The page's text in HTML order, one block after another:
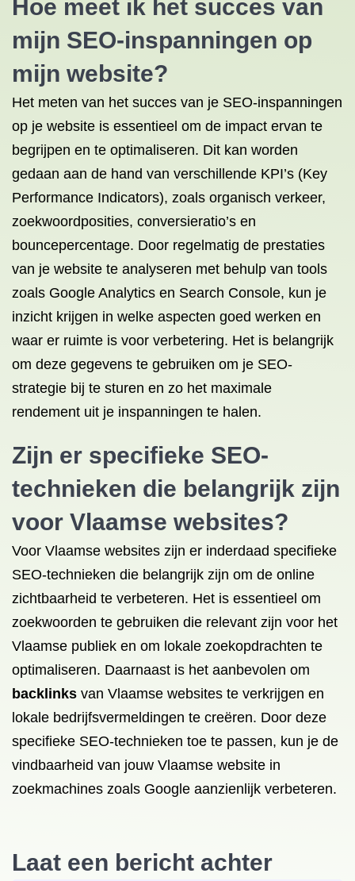
Hoe meet ik het succes van
mijn SEO-inspanningen op
mijn website?
Het meten van het succes van je SEO-inspanningen
op je website is essentieel om de impact ervan te
begrijpen en te optimaliseren. Dit kan worden
gedaan aan de hand van verschillende KPI’s (Key
Performance Indicators), zoals organisch verkeer,
zoekwoordposities, conversieratio’s en
bouncepercentage. Door regelmatig de prestaties
van je website te analyseren met behulp van tools
zoals Google Analytics en Search Console, kun je
inzicht krijgen in welke aspecten goed werken en
waar er ruimte is voor verbetering. Het is belangrijk
om deze gegevens te gebruiken om je SEO-
strategie bij te sturen en zo het maximale
rendement uit je inspanningen te halen.
Zijn er specifieke SEO-
technieken die belangrijk zijn
voor Vlaamse websites?
Voor Vlaamse websites zijn er inderdaad specifieke
SEO-technieken die belangrijk zijn om de online
zichtbaarheid te verbeteren. Het is essentieel om
zoekwoorden te gebruiken die relevant zijn voor het
Vlaamse publiek en om lokale zoekopdrachten te
optimaliseren. Daarnaast is het aanbevolen om
backlinks van Vlaamse websites te verkrijgen en
lokale bedrijfsvermeldingen te creëren. Door deze
specifieke SEO-technieken toe te passen, kun je de
vindbaarheid van jouw Vlaamse website in
zoekmachines zoals Google aanzienlijk verbeteren.
Laat een bericht achter